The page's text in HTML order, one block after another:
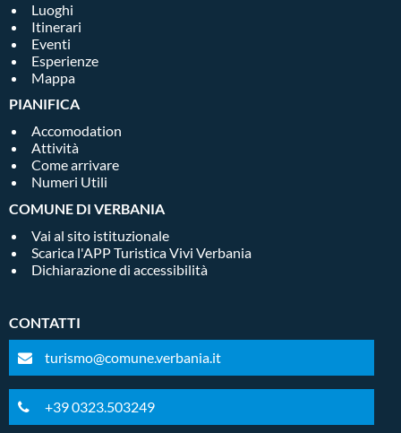
Luoghi
Itinerari
Eventi
Esperienze
Mappa
PIANIFICA
Accomodation
Attività
Come arrivare
Numeri Utili
COMUNE DI VERBANIA
Vai al sito istituzionale
Scarica l'APP Turistica Vivi Verbania
Dichiarazione di accessibilità
CONTATTI
turismo@comune.verbania.it
+39 0323.503249